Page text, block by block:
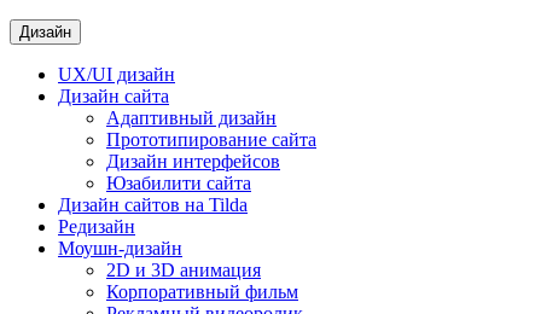
Дизайн
UX/UI дизайн
Дизайн сайта
Адаптивный дизайн
Прототипирование сайта
Дизайн интерфейсов
Юзабилити сайта
Дизайн сайтов на Tilda
Редизайн
Моушн-дизайн
2D и 3D анимация
Корпоративный фильм